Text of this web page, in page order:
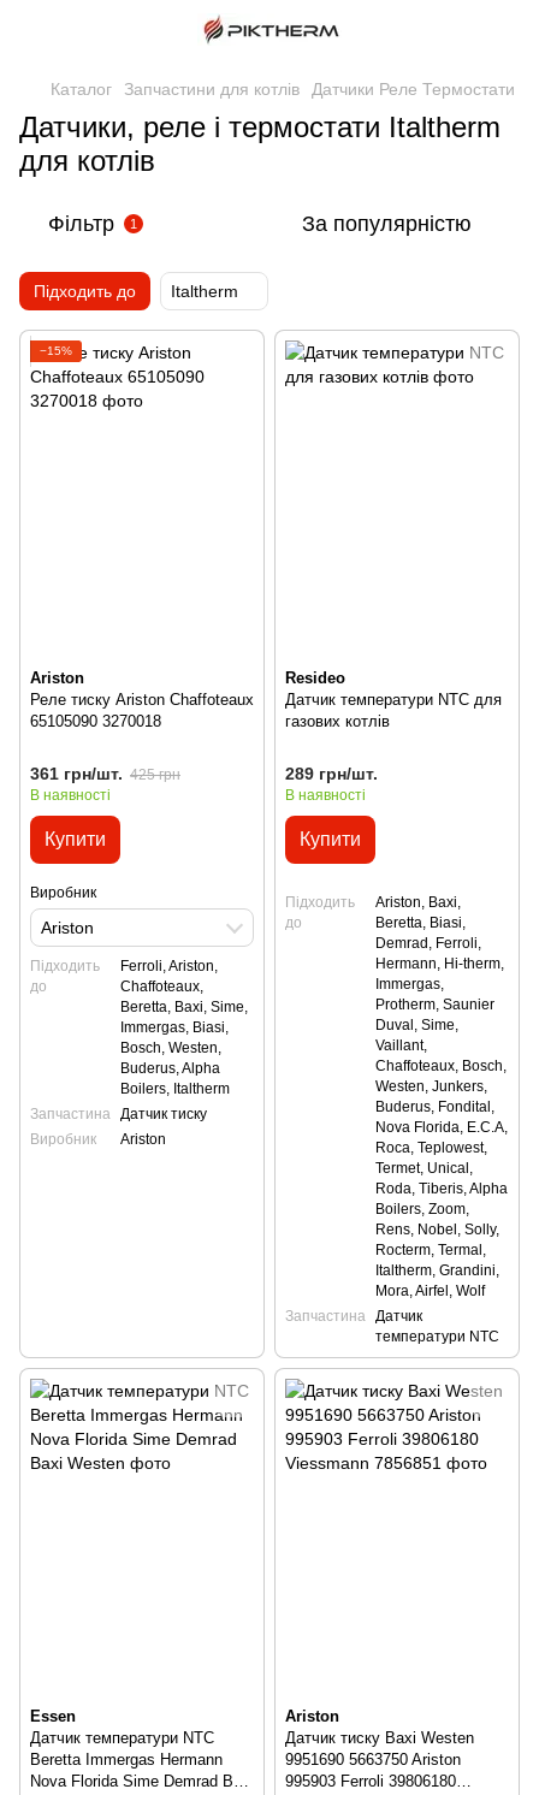
Каталог Запчастини для котлів Датчики Реле Термостати
Датчики, реле і термостати Italtherm
для котлів
Фільтр 1 За популярністю
Підходить до Italtherm
−15%
Ariston
Реле тиску Ariston Chaffoteaux
65105090 3270018
361 грн/шт. 425 грн
В наявності
Купити
Виробник
Ariston
Підходить
до
Ferroli, Ariston,
Сhaffoteaux,
Beretta, Baxi, Sime,
Immergas, Biasi,
Bosch, Westen,
Buderus, Alpha
Boilers, Italtherm
Запчастина
Датчик тиску
Виробник
Ariston
Resideo
Датчик температури NTC для
газових котлів
289 грн/шт.
В наявності
Купити
Підходить
до
Ariston, Baxi,
Beretta, Biasi,
Demrad, Ferroli,
Hermann, Hi-therm,
Immergas,
Protherm, Saunier
Duval, Sime,
Vaillant,
Сhaffoteaux, Bosch,
Westen, Junkers,
Buderus, Fondital,
Nova Florida, E.C.A,
Roca, Teplowest,
Termet, Unical,
Roda, Tiberis, Alpha
Boilers, Zoom,
Rens, Nobel, Solly,
Rocterm, Termal,
Italtherm, Grandini,
Mora, Airfel, Wolf
Запчастина
Датчик
температури NTC
Essen
Датчик температури NTC
Beretta Immergas Hermann
Nova Florida Sime Demrad Baxi
Ariston
Датчик тиску Baxi Westen
9951690 5663750 Ariston
995903 Ferroli 39806180